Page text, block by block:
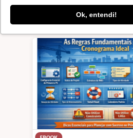
Ok, entendi!
Ebook (1) Ordenar por